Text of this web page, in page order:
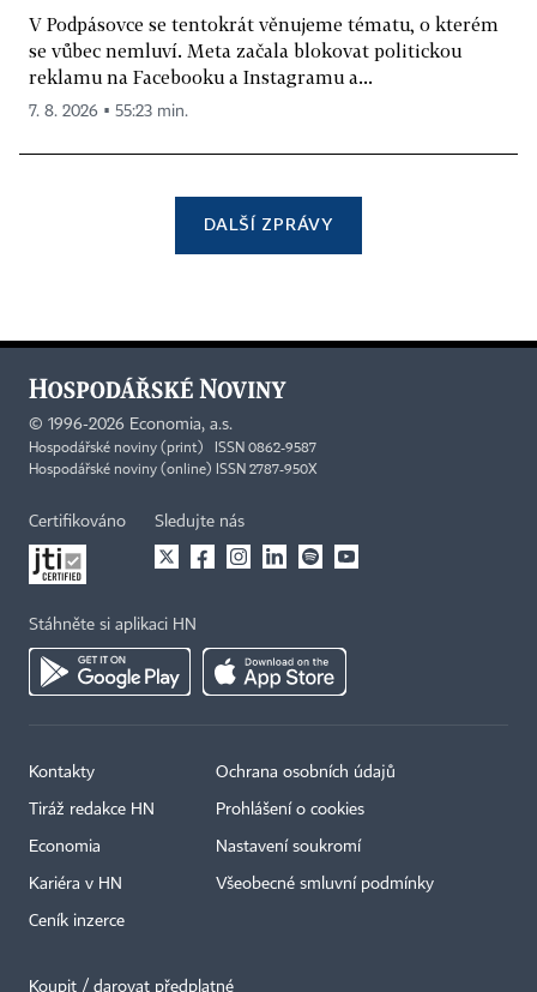
V Podpásovce se tentokrát věnujeme tématu, o kterém
se vůbec nemluví. Meta začala blokovat politickou
reklamu na Facebooku a Instagramu a...
7. 8. 2026 ▪ 55:23 min.
DALŠÍ ZPRÁVY
© 1996-2026 Economia, a.s.
Hospodářské noviny (print) ISSN 0862-9587
Hospodářské noviny (online) ISSN 2787-950X
Certifikováno Sledujte nás
Stáhněte si aplikaci HN
Kontakty
Tiráž redakce HN
Economia
Kariéra v HN
Ceník inzerce
Ochrana osobních údajů
Prohlášení o cookies
Nastavení soukromí
Všeobecné smluvní podmínky
Koupit / darovat předplatné